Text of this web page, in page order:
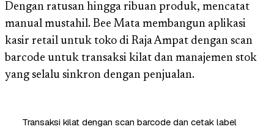
Dengan ratusan hingga ribuan produk, mencatat
manual mustahil. Bee Mata membangun aplikasi
kasir retail untuk toko di Raja Ampat dengan scan
barcode untuk transaksi kilat dan manajemen stok
yang selalu sinkron dengan penjualan.
Transaksi kilat dengan scan barcode dan cetak label